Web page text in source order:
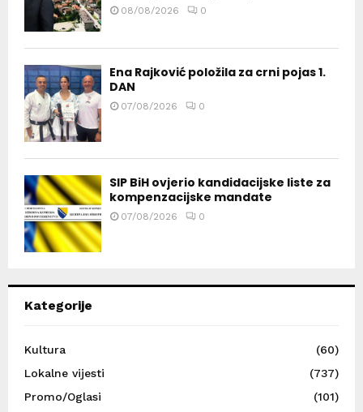
08/08/2026 0
Ena Rajković položila za crni pojas 1.
DAN
07/08/2026 0
SIP BiH ovjerio kandidacijske liste za
kompenzacijske mandate
07/08/2026 0
Kategorije
Kultura
(60)
Lokalne vijesti
(737)
Promo/Oglasi
(101)